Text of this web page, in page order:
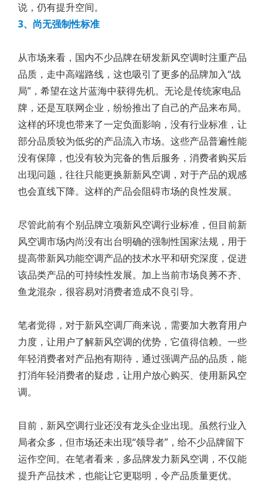
说，仍有提升空间。
3、尚无强制性标准
从市场来看，国内不少品牌在研发新风空调时注重产品
品质，走中高端路线，这也吸引了更多的品牌加入“战
局”，希望在这片蓝海中获得先机。无论是传统家电品
牌，还是互联网企业，纷纷推出了自己的产品来布局。
这样的环境也带来了一定负面影响，没有行业标准，让
部分品质较为低劣的产品流入市场。这些产品普遍性能
没有保障，也没有较为完备的售后服务，消费者购买后
出现问题，往往只能更换新新风空调，对于产品的观感
也会直线下降。这样的产品会阻碍市场的良性发展。
尽管此前有个别品牌立项新风空调行业标准，但目前新
风空调市场内尚没有出台明确的强制性国家法规，用于
提高带新风功能空调产品的技术水平和研究深度，促进
该品类产品的可持续性发展。加上当前市场良莠不齐、
鱼龙混杂，很容易对消费者造成不良引导。
笔者觉得，对于新风空调厂商来说，需要加大教育用户
力度，让用户了解新风空调的优势，它值得信赖。一些
年轻消费者对产品抱有期待，通过强调产品的品质，能
打消年轻消费者的疑虑，让用户放心购买、使用新风空
调。
目前，新风空调行业还没有龙头企业出现。虽然行业入
局者众多，但市场还未出现“领导者”，给不少品牌留下
运作空间。在笔者看来，多品牌发力新风空调，不仅能
提升产品技术，也能让它更聪明，令产品质量更优。